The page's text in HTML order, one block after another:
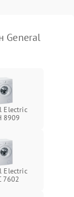
General
Electric
8909
Electric
7602